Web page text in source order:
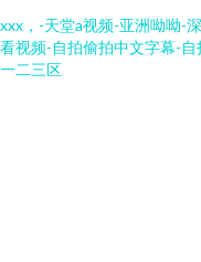
xxx，-天堂a视频-亚洲呦呦-
看视频-自拍偷拍中文字幕-
一二三区